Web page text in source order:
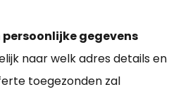
gegevens
naar welk adres details en
toegezonden zal